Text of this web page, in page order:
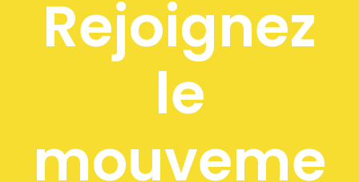
Rejoignez
le
mouveme